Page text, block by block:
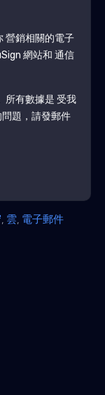
營銷相關的電子
網站和 通信
所有數據是 受我
題，請發郵件
雲 電子郵件